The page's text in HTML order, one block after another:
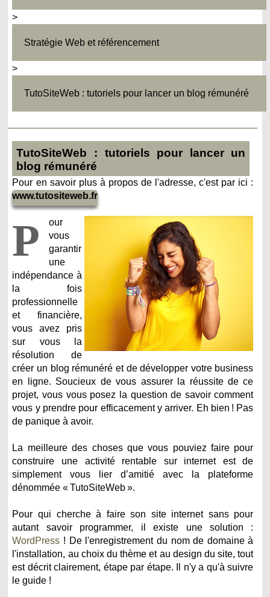
>
Stratégie Web et référencement
>
TutoSiteWeb : tutoriels pour lancer un blog rémunéré
TutoSiteWeb : tutoriels pour lancer un
blog rémunéré
Pour en savoir plus à propos de l'adresse, c'est par ici :
www.tutositeweb.fr
P
our
vous
garantir
une
indépendance à
la fois
professionnelle
et financière,
vous avez pris
sur vous la
résolution de
créer un blog rémunéré et de développer votre business
en ligne. Soucieux de vous assurer la réussite de ce
projet, vous vous posez la question de savoir comment
vous y prendre pour efficacement y arriver. Eh bien ! Pas
de panique à avoir.
La meilleure des choses que vous pouviez faire pour
construire une activité rentable sur internet est de
simplement vous lier d’amitié avec la plateforme
dénommée « TutoSiteWeb ».
Pour qui cherche à faire son site internet sans pour
autant savoir programmer, il existe une solution :
WordPress ! De l'enregistrement du nom de domaine à
l'installation, au choix du thème et au design du site, tout
est décrit clairement, étape par étape. Il n'y a qu'à suivre
le guide !